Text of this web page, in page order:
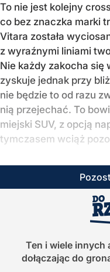
To nie jest kolejny
co bez znaczka marki
Vitara została
z wyraźnymi liniami
Nie każdy zakocha się
zyskuje jednak przy
nie będzie to od razu
nią przejechać. To
miejski SUV, z opcją
tymczasem wciąż
Ten i wiele innych
dołączając do